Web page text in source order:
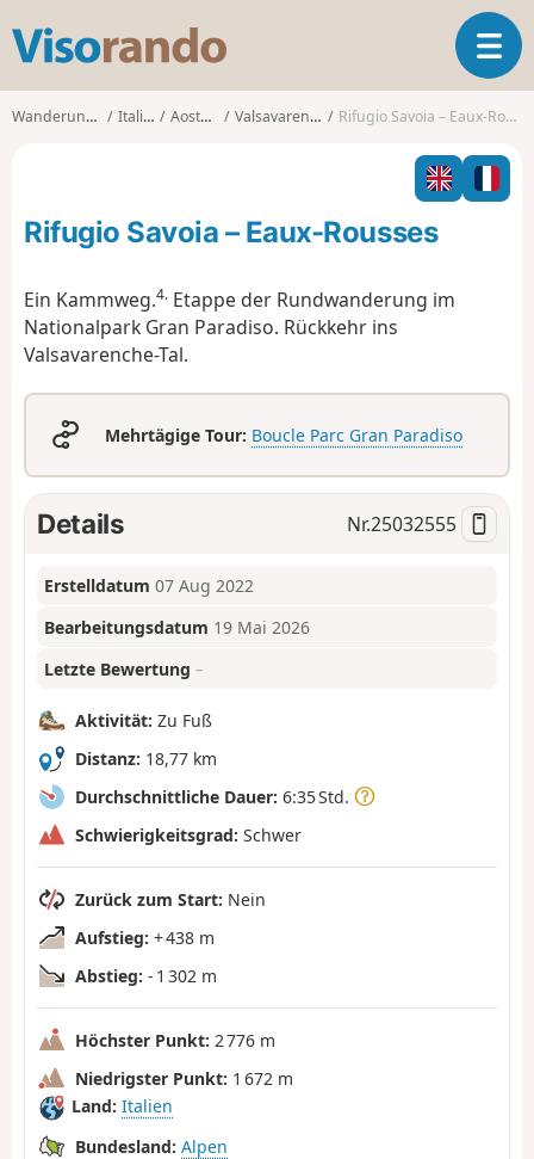
s
o
o
T
o
g
l
n
Wanderungen Italien Aostatal Valsavarenche Rifugio Savoia – Eaux-Rousses
Rifugio Savoia – Eaux-Rousses
Ein Kammweg.4. Etappe der Rundwanderung im
Nationalpark Gran Paradiso. Rückkehr ins
Valsavarenche-Tal.
Mehrtägige Tour: Boucle Parc Gran Paradiso
Details Nr.25032555
Erstelldatum 07 Aug 2022
Bearbeitungsdatum 19 Mai 2026
Letzte Bewertung –
Aktivität: Zu Fuß
Distanz: 18,77 km
Durchschnittliche Dauer: 6:35 Std.
Schwierigkeitsgrad: Schwer
Zurück zum Start: Nein
Aufstieg: + 438 m
Abstieg: - 1 302 m
Höchster Punkt: 2 776 m
Niedrigster Punkt: 1 672 m
Land: Italien
Bundesland: Alpen